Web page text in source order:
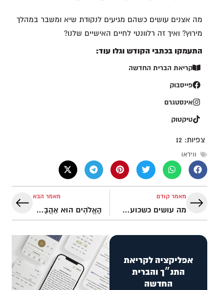
מה אצנים עושים כשהם מגיעים לנקודת שיא ומשבר במהלך
מירוץ? ואיך זה רלוונטי לחיים האישיים שלנו?
התעמקו בכתבי הקודש וגלו עוד:
קריאת הברית החדשה
פייסבוק
אינסטגרם
טיקטוק
צפיות: 12
ווידאו
מאמר קודם
מה עושים כשכועסים על אלוהים? | שאלה טובה! – אמונה במלחמה
מאמר הבא
הָאֱלֹהִים הוּא אַהֲבָה – חשיבותם של מעשים והתנהגות | יסודות האמונה המשיחית
אפליקציה לקריאת
התנ״ך והברית
החדשה